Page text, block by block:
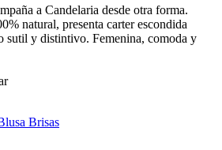
a Candelaria desde otra forma.
natural, presenta carter escondida
sutil y distintivo. Femenina, comoda y